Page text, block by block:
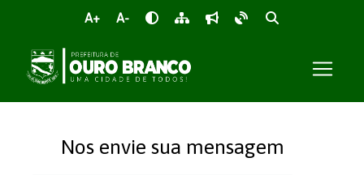
A+ A-
Nos envie sua mensagem